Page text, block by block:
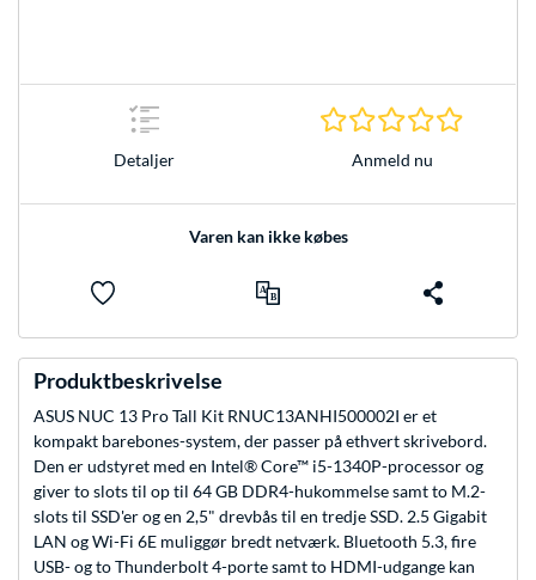
Detaljer Anmeld nu
Varen kan ikke købes
Produktbeskrivelse
ASUS NUC 13 Pro Tall Kit RNUC13ANHI500002I er et
kompakt barebones-system, der passer på ethvert skrivebord.
Den er udstyret med en Intel® Core™ i5-1340P-processor og
giver to slots til op til 64 GB DDR4-hukommelse samt to M.2-
slots til SSD'er og en 2,5" drevbås til en tredje SSD. 2.5 Gigabit
LAN og Wi-Fi 6E muliggør bredt netværk. Bluetooth 5.3, fire
USB- og to Thunderbolt 4-porte samt to HDMI-udgange kan